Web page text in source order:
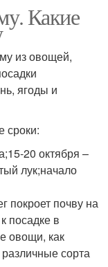
Какие
из овощей,
ягоды и
сроки:
20 октября –
лук;начало
покроет почву на
посадке в
овощи, как
сорта